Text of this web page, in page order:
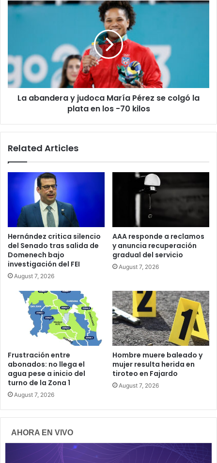
pareja
La
abandera
Pérez
se
colgó
la
plataLa abandera y judoca María Pérez se colgó la
plata en los -70 kilos
Related Articles
Hernández critica silencio
del Senado tras salida de
Domenech bajo
investigación del FEI
August 7, 2026
AAA responde a reclamos
y anuncia recuperación
gradual del servicio
August 7, 2026
Frustración entre
abonados: no llega el
agua pese a inicio del
turno de la Zona 1
August 7, 2026
Hombre muere baleado y
mujer resulta herida en
tiroteo en Fajardo
August 7, 2026
AHORA EN VIVO